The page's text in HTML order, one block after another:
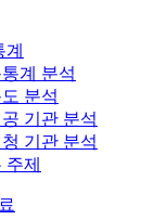
계 분석
분석
기관 분석
기관 분석
제